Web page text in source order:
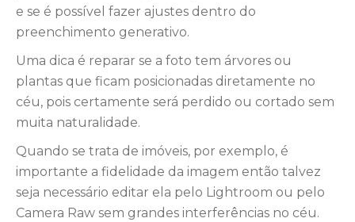
e se é possível fazer ajustes dentro do
preenchimento generativo.
Uma dica é reparar se a foto tem árvores ou
plantas que ficam posicionadas diretamente no
céu, pois certamente será perdido ou cortado sem
muita naturalidade.
Quando se trata de imóveis, por exemplo, é
importante a fidelidade da imagem então talvez
seja necessário editar ela pelo Lightroom ou pelo
Camera Raw sem grandes interferências no céu.